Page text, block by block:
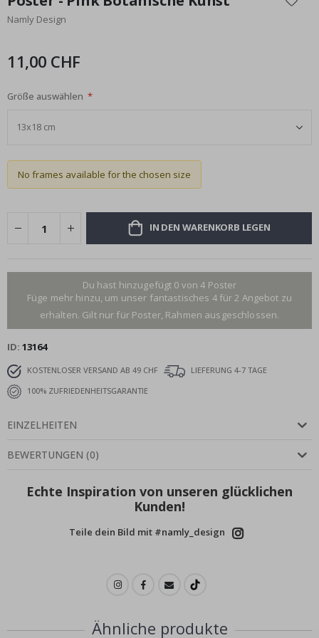
der
Bildgalerie
Namly Design
11,00 CHF
Größe auswählen
No frames available for the chosen size
IN DEN WARENKORB LEGEN
Du hast hinzugefügt 0 von 4 Poster
Füge mehr hinzu, um unser fantastisches 4 für 2 Angebot zu
erhalten. Gilt nur für Poster, Rahmen ausgeschlossen.
ID 13164
KOSTENLOSER VERSAND AB 49 CHF
LIEFERUNG 4-7 TAGE
100% ZUFRIEDENHEITSGARANTIE
EINZELHEITEN
BEWERTUNGEN (0)
Echte Inspiration von unseren glücklichen
Kunden!
Teile dein Bild mit #namly_design
Ähnliche produkte